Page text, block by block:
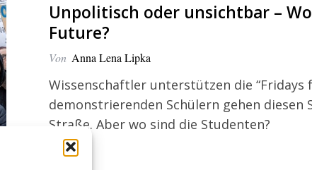
Unpolitisch oder unsichtbar –
Future?
Von Anna Lena Lipka
Wissenschaftler unterstützen die
demonstrierenden Schülern gehen diesen
Straße. Aber wo sind die Studenten?